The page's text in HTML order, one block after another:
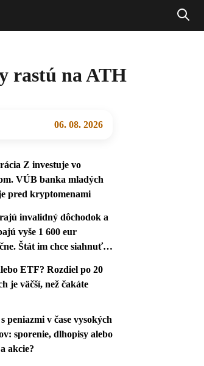
rastú na ATH
06. 08. 2026
Z investuje vo
VÚB banka mladých
pred kryptomenami
invalidný dôchodok a
vyše 1 600 eur
Štát im chce siahnuť
ETF? Rozdiel po 20
je väčší, než čakáte
peniazmi v čase vysokých
sporenie, dlhopisy alebo
akcie?